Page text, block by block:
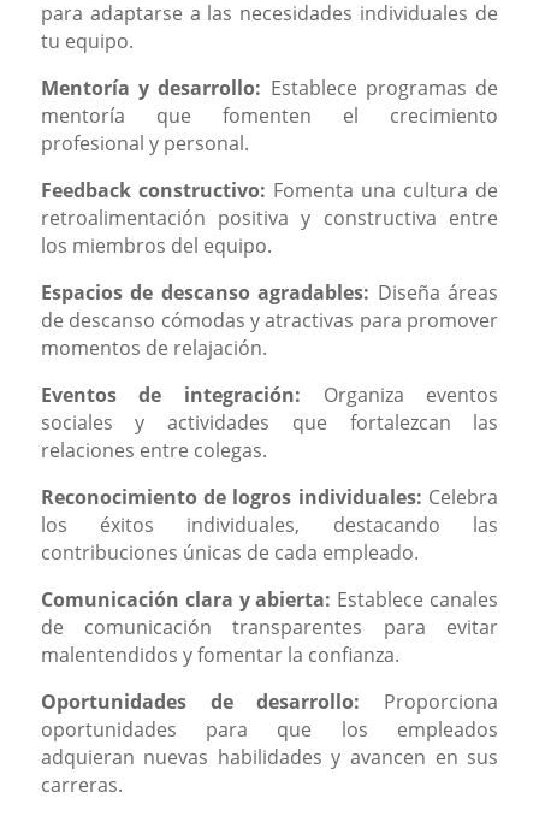
para adaptarse a las necesidades individuales de
tu equipo.
Mentoría y desarrollo: Establece programas de
mentoría que fomenten el crecimiento
profesional y personal.
Feedback constructivo: Fomenta una cultura de
retroalimentación positiva y constructiva entre
los miembros del equipo.
Espacios de descanso agradables: Diseña áreas
de descanso cómodas y atractivas para promover
momentos de relajación.
Eventos de integración: Organiza eventos
sociales y actividades que fortalezcan las
relaciones entre colegas.
Reconocimiento de logros individuales: Celebra
los éxitos individuales, destacando las
contribuciones únicas de cada empleado.
Comunicación clara y abierta: Establece canales
de comunicación transparentes para evitar
malentendidos y fomentar la confianza.
Oportunidades de desarrollo: Proporciona
oportunidades para que los empleados
adquieran nuevas habilidades y avancen en sus
carreras.